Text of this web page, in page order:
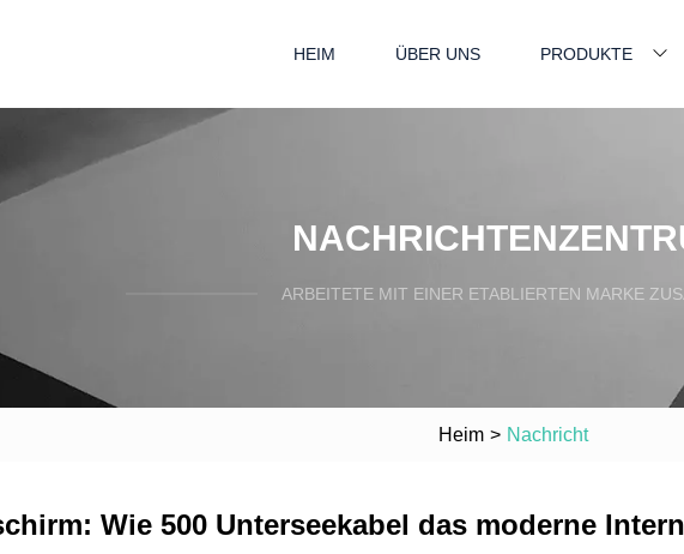
HEIM ÜBER UNS PRODUKTE
ARBEITETE MIT EINER ETABLIERTEN MARKE
Heim > Nachricht
Wie 500 Unterseekabel das moderne